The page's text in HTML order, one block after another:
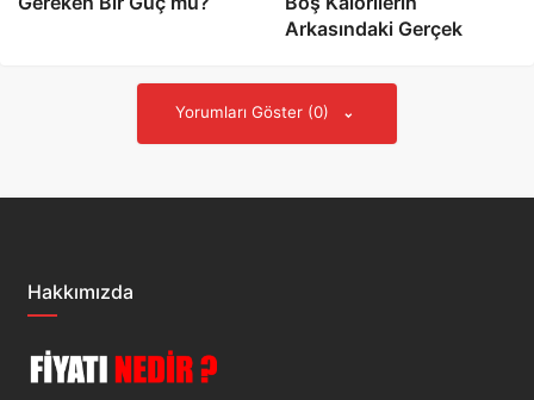
Arkasındaki Gerçek
Yorumları Göster (0)
Hakkımızda